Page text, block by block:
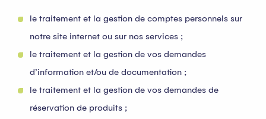
le traitement et la gestion de comptes personnels sur
notre site internet ou sur nos services ;
le traitement et la gestion de vos demandes
d’information et/ou de documentation ;
le traitement et la gestion de vos demandes de
réservation de produits ;